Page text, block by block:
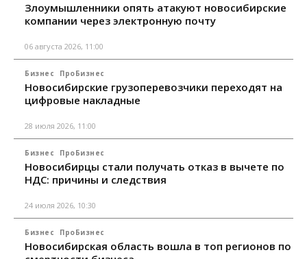
Злоумышленники опять атакуют новосибирские
компании через электронную почту
06 августа 2026, 11:00
Бизнес ПроБизнес
Новосибирские грузоперевозчики переходят на
цифровые накладные
28 июля 2026, 11:00
Бизнес ПроБизнес
Новосибирцы стали получать отказ в вычете по
НДС: причины и следствия
24 июля 2026, 10:30
Бизнес ПроБизнес
Новосибирская область вошла в топ регионов по